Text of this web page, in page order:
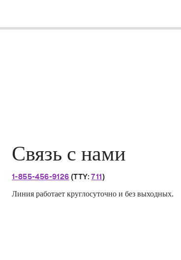
Связь с нами
1-855-456-9126 (TTY:711)
Линия работает круглосуточно и без выходных.